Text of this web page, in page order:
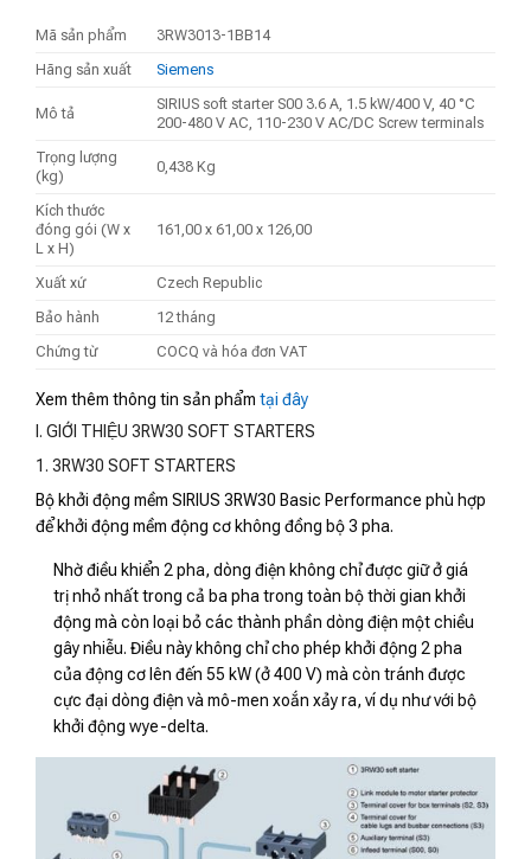
Mã sản phẩm
3RW3013-1BB14
Hãng sản xuất
Siemens
Mô tả
SIRIUS soft starter S00 3.6 A, 1.5 kW/400 V, 40 °C
200-480 V AC, 110-230 V AC/DC Screw terminals
Trọng lượng
(kg)
0,438 Kg
Kích thước
đóng gói (W x
L x H)
161,00 x 61,00 x 126,00
Xuất xứ
Czech Republic
Bảo hành
12 tháng
Chứng từ
COCQ và hóa đơn VAT
Xem thêm thông tin sản phẩm tại đây
I. GIỚI THIỆU 3RW30 SOFT STARTERS
1. 3RW30 SOFT STARTERS
Bộ khởi động mềm SIRIUS 3RW30 Basic Performance phù hợp
để khởi động mềm động cơ không đồng bộ 3 pha.
Nhờ điều khiển 2 pha, dòng điện không chỉ được giữ ở giá
trị nhỏ nhất trong cả ba pha trong toàn bộ thời gian khởi
động mà còn loại bỏ các thành phần dòng điện một chiều
gây nhiễu. Điều này không chỉ cho phép khởi động 2 pha
của động cơ lên ​​đến 55 kW (ở 400 V) mà còn tránh được
cực đại dòng điện và mô-men xoắn xảy ra, ví dụ như với bộ
khởi động wye-delta.